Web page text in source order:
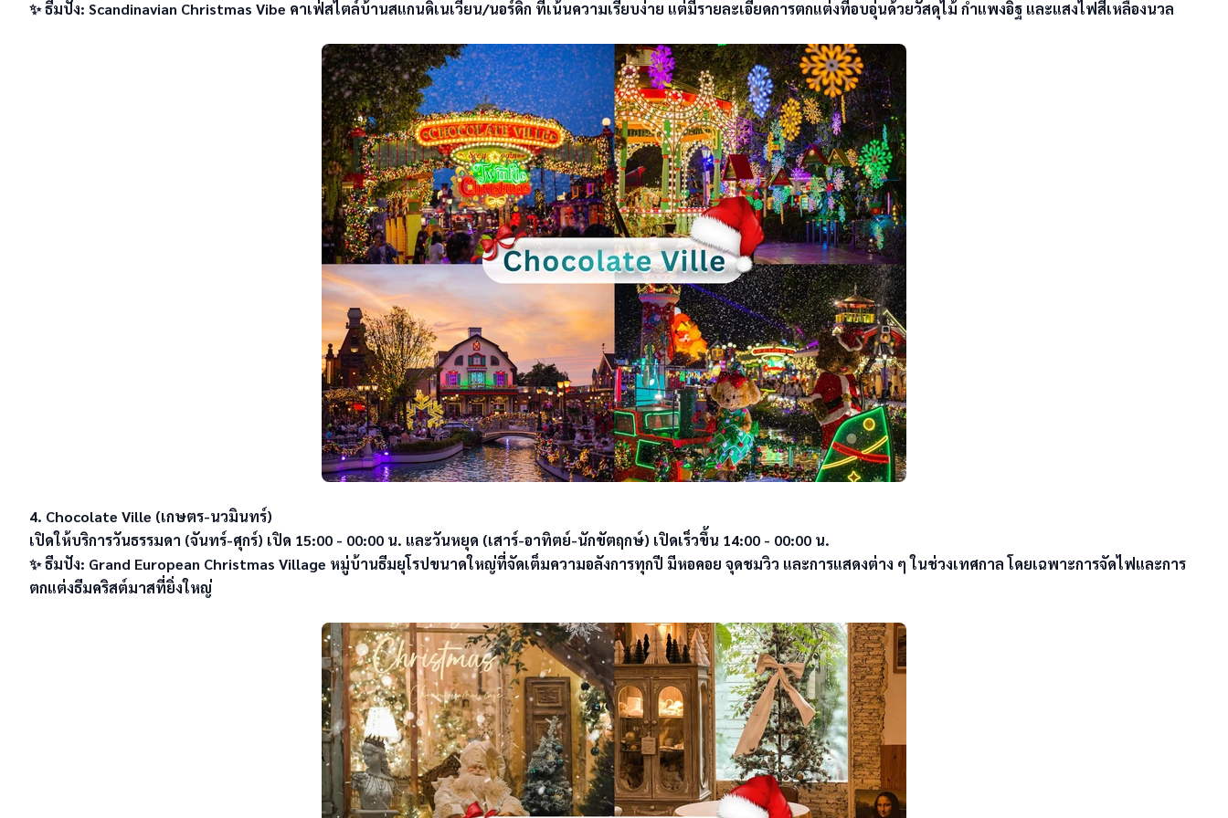
✨ ธีมปัง: Scandinavian Christmas Vibe คาเฟ่สไตล์บ้านสแกนดิเนเวียน/นอร์ดิก ที่เน้นความเรียบง่าย แต่มีรายละเอียดการตกแต่งที่อบอุ่นด้วยวัสดุไม้ กำแพงอิฐ และแสงไฟสีเหลืองนวล
4. Chocolate Ville (เกษตร-นวมินทร์)
เปิดให้บริการวันธรรมดา (จันทร์-ศุกร์) เปิด 15:00 - 00:00 น. และวันหยุด (เสาร์-อาทิตย์-นักขัตฤกษ์) เปิดเร็วขึ้น 14:00 - 00:00 น.
✨ ธีมปัง: Grand European Christmas Village หมู่บ้านธีมยุโรปขนาดใหญ่ที่จัดเต็มความอลังการทุกปี มีหอคอย จุดชมวิว และการแสดงต่าง ๆ ในช่วงเทศกาล โดยเฉพาะการจัดไฟและการ
ตกแต่งธีมคริสต์มาสที่ยิ่งใหญ่